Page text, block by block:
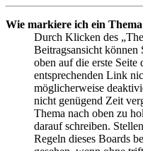
Wie markiere ich ein Thema
Durch Klicken des
Beitragsansicht können
oben auf die erste Seite
entsprechenden Link
möglicherweise
nicht genügend Zeit
Thema nach oben zu
darauf schreiben.
Regeln dieses Boards